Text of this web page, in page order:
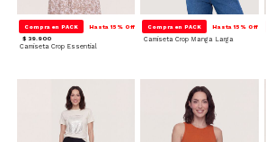
Compra en PACK Hasta 15% Off
$ 39.900
Camiseta Crop Essential
Compra en PACK Hasta 15% Off
Camiseta Crop Manga Larga